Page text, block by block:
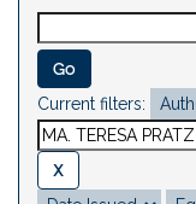
Current filters: